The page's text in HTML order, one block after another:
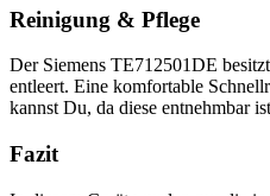
Reinigung & Pflege
Der Siemens TE712501DE
entleert. Eine komfortable
kannst Du, da diese entnehmbar
Fazit